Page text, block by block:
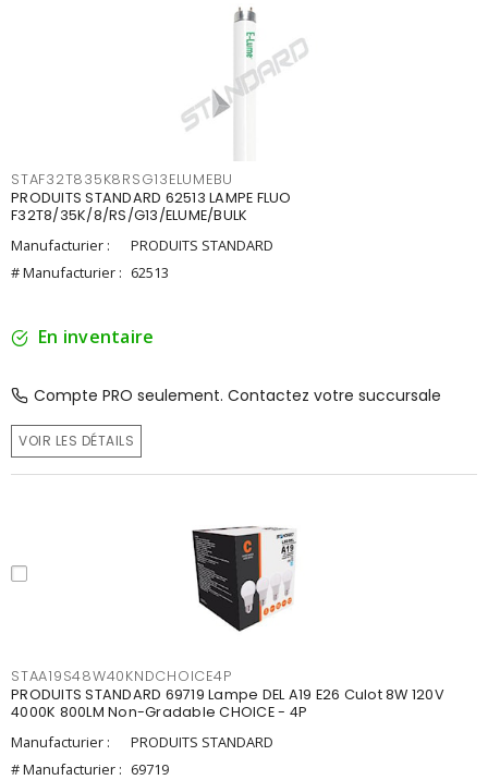
STAF32T835K8RSG13ELUMEBU
PRODUITS STANDARD 62513 LAMPE FLUO
F32T8/35K/8/RS/G13/ELUME/BULK
Manufacturier :
PRODUITS STANDARD
# Manufacturier : 62513
En inventaire
Compte PRO seulement. Contactez votre succursale
VOIR LES DÉTAILS
STAA19S48W40KNDCHOICE4P
PRODUITS STANDARD 69719 Lampe DEL A19 E26 Culot 8W 120V
4000K 800LM Non-Gradable CHOICE - 4P
Manufacturier :
PRODUITS STANDARD
# Manufacturier : 69719